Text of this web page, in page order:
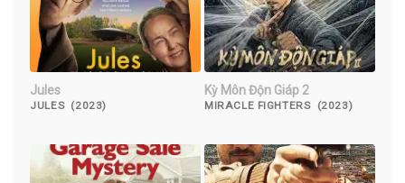
Jules
JULES (2023)
Kỳ Môn Độn Giáp 2
MIRACLE FIGHTERS (2023)